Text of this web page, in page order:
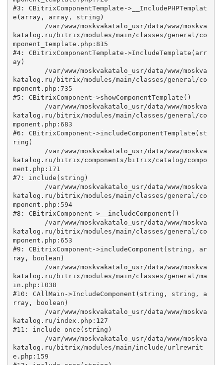
#3: CBitrixComponentTemplate->__IncludePHPTemplat
e(array, array, string)
katalog.ru/bitrix/modules/main/classes/general/co
mponent_template.php:815
#4: CBitrixComponentTemplate->IncludeTemplate(arr
ay)
katalog.ru/bitrix/modules/main/classes/general/co
mponent.php:735
#5: CBitrixComponent->showComponentTemplate()
katalog.ru/bitrix/modules/main/classes/general/co
mponent.php:683
#6: CBitrixComponent->includeComponentTemplate(st
ring)
katalog.ru/bitrix/components/bitrix/catalog/compo
nent.php:171
#7: include(string)
katalog.ru/bitrix/modules/main/classes/general/co
mponent.php:594
#8: CBitrixComponent->__includeComponent()
katalog.ru/bitrix/modules/main/classes/general/co
mponent.php:653
#9: CBitrixComponent->includeComponent(string, ar
ray, boolean)
katalog.ru/bitrix/modules/main/classes/general/ma
in.php:1038
#10: CAllMain->IncludeComponent(string, string, a
rray, boolean)
katalog.ru/index.php:127
#11: include_once(string)
katalog.ru/bitrix/modules/main/include/urlrewrit
e.php:159